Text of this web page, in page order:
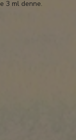
3 ml denne.